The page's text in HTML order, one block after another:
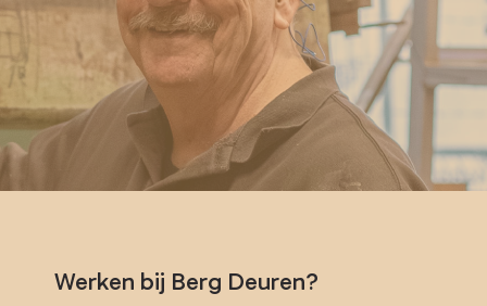
Werken bij Berg Deuren?